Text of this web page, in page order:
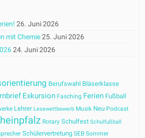
26. Juni 2026
mit Chemie25. Juni 2026
24. Juni 2026
Berufswahl Bläserklasse
Exkursion Fasching Ferien Fußball
Lehrer Lesewettbewerb Musik Neu Podcast
Rotary Schulfest Schulfußball
Schülervertretung SEB Sommer